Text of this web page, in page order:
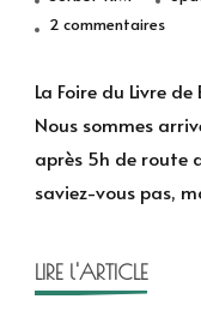
2 commentairessur
Foire
Livre
de
La Foire du Livre
Nous sommes
après 5h de route
saviez-vous pas,
LIRE l'ARTICLE